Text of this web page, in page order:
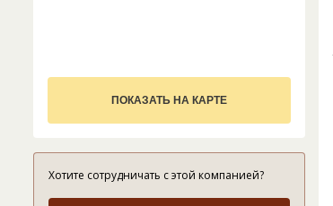
ПОКАЗАТЬ НА КАРТЕ
Хотите сотрудничать с этой компанией?